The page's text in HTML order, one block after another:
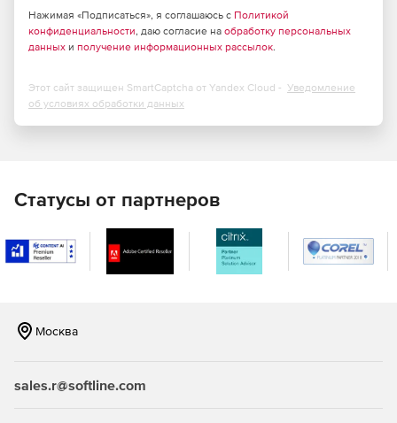
Предоставление/отклонение анонимного доступа.
от их расположения (в белом и черном списке).
Управление событиями. Администраторы могут
настраивать правила, основанные на текущем
состоянии сервера:
Создание файлов пользовательских журналов для
Мгновенная разгрузка сервера после загрузки файла.
Нажимая «Подписаться», я соглашаюсь с Политикой
конфиденциальности, даю согласие на обработку персональных
данных и получение информационных рассылок.
Этот сайт защищен SmartCaptcha от Yandex Cloud - Уведомление
об условиях обработки данных
Статусы от партнеров
Москва
sales.r@softline.com